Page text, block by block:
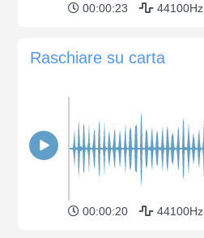
00:00:23 44100Hz
Raschiare su carta
00:00:20 44100Hz